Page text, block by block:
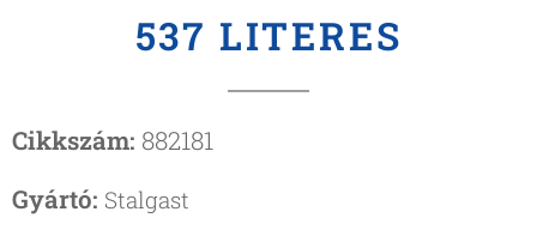
537 LITERES
Cikkszám: 882181
Gyártó: Stalgast